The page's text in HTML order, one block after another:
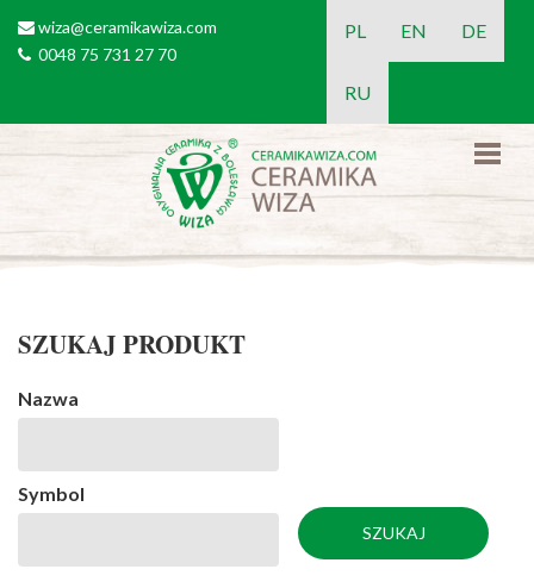
email
wiza@ceramikawiza.com
tel0048 75 731 27 70
PL EN DE
RU
SZUKAJ PRODUKT
Nazwa
Symbol